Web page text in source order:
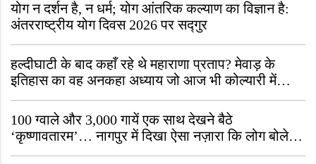
योग न दर्शन है, न धर्म; योग आंतरिक कल्याण का विज्ञान है:
अंतरराष्ट्रीय योग दिवस 2026 पर सद्गुर
हल्दीघाटी के बाद कहाँ रहे थे महाराणा प्रताप? मेवाड़ के
इतिहास का वह अनकहा अध्याय जो आज भी कोल्यारी में
जीवित है
100 ग्वाले और 3,000 गायें एक साथ देखने बैठे
‘कृष्णावतारम’… नागपुर में दिखा ऐसा नज़ारा कि लोग बोले,
“ऐसा तो सिर्फ़ कृष्ण ही कर सकते हैं”